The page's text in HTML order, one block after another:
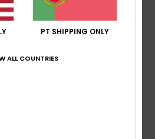
PT SHIPPING ONLY
ALL COUNTRIES